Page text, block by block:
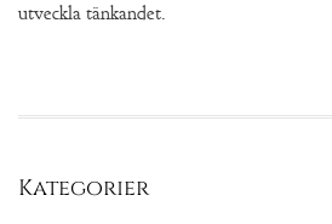
utveckla tänkandet.
Kategorier